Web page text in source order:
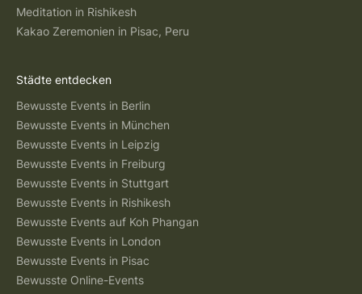
Meditation in Rishikesh
Kakao Zeremonien in Pisac, Peru
Städte entdecken
Bewusste Events in Berlin
Bewusste Events in München
Bewusste Events in Leipzig
Bewusste Events in Freiburg
Bewusste Events in Stuttgart
Bewusste Events in Rishikesh
Bewusste Events auf Koh Phangan
Bewusste Events in London
Bewusste Events in Pisac
Bewusste Online-Events